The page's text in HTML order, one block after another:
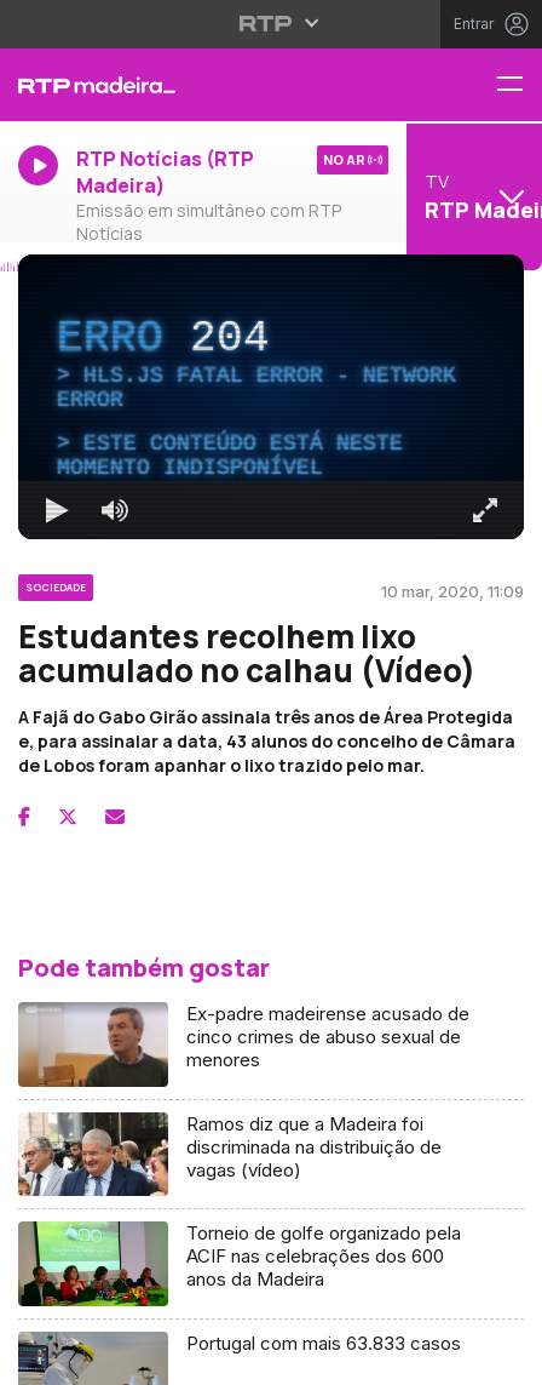
Entrar
RTP Notícias (RTP
Madeira)
Emissão em simultâneo com RTP
Notícias
NO AR
TV
RTP
ERRO204
HLS.JS FATAL ERROR - NETWORK
ERROR
ESTE CONTEÚDO ESTÁ NESTE
MOMENTO INDISPONÍVEL
SOCIEDADE 10 mar, 2020, 11:09
Estudantes recolhem lixo
acumulado no calhau (Vídeo)
A Fajã do Gabo Girão assinala três anos de Área Protegida
e, para assinalar a data, 43 alunos do concelho de Câmara
de Lobos foram apanhar o lixo trazido pelo mar.
Pode também gostar
Ex-padre madeirense acusado de
cinco crimes de abuso sexual de
menores
Ramos diz que a Madeira foi
discriminada na distribuição de
vagas (vídeo)
Torneio de golfe organizado pela
ACIF nas celebrações dos 600
anos da Madeira
Portugal com mais 63.833 casos